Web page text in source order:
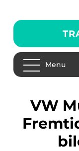
Menu
VW Multivan Hybrid: